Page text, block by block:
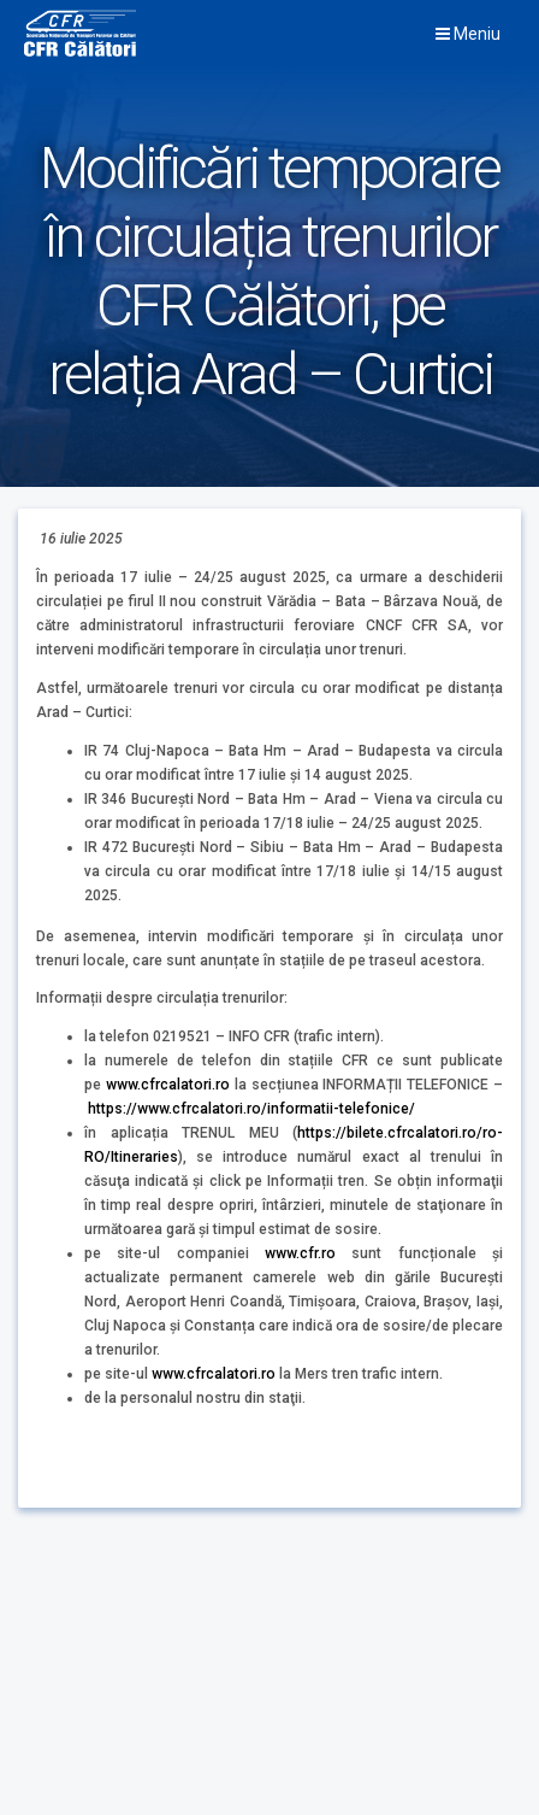
content
Meniu
Modificări temporare
în circulația trenurilor
CFR Călători, pe
relația Arad – Curtici
16 iulie 2025
În perioada 17 iulie – 24/25 august 2025, ca urmare a deschiderii
circulației pe firul II nou construit Vărădia – Bata – Bârzava Nouă, de
către administratorul infrastructurii feroviare CNCF CFR SA, vor
interveni modificări temporare în circulația unor trenuri.
Astfel, următoarele trenuri vor circula cu orar modificat pe distanța
Arad – Curtici:
IR 74 Cluj-Napoca – Bata Hm – Arad – Budapesta va circula
cu orar modificat între 17 iulie și 14 august 2025.
IR 346 București Nord – Bata Hm – Arad – Viena va circula cu
orar modificat în perioada 17/18 iulie – 24/25 august 2025.
IR 472 București Nord – Sibiu – Bata Hm – Arad – Budapesta
va circula cu orar modificat între 17/18 iulie și 14/15 august
2025.
De asemenea, intervin modificări temporare și în circulața unor
trenuri locale, care sunt anunțate în stațiile de pe traseul acestora.
Informații despre circulația trenurilor:
la telefon 0219521 – INFO CFR (trafic intern).
la numerele de telefon din stațiile CFR ce sunt publicate
pe www.cfrcalatori.ro la secțiunea INFORMAȚII TELEFONICE –
https://www.cfrcalatori.ro/informatii-telefonice/
în aplicația TRENUL MEU (https://bilete.cfrcalatori.ro/ro-
RO/Itineraries), se introduce numărul exact al trenului în
căsuţa indicată şi click pe Informații tren. Se obțin informaţii
în timp real despre opriri, întârzieri, minutele de staţionare în
următoarea gară şi timpul estimat de sosire.
pe site-ul companiei www.cfr.ro sunt funcționale și
actualizate permanent camerele web din gările București
Nord, Aeroport Henri Coandă, Timișoara, Craiova, Brașov, Iași,
Cluj Napoca și Constanța care indică ora de sosire/de plecare
a trenurilor.
pe site-ul www.cfrcalatori.ro la Mers tren trafic intern.
de la personalul nostru din staţii.